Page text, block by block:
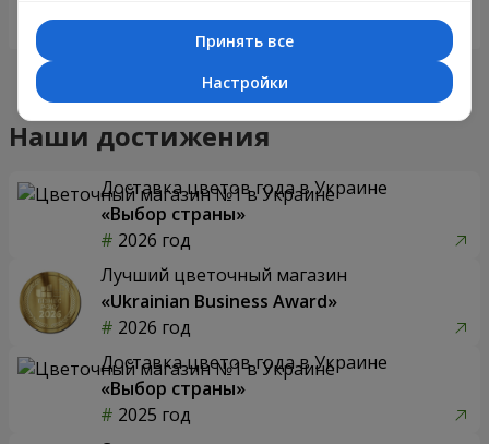
Заказать Заказать
Наши достижения
Доставка цветов года в Украине
«Выбор страны»
2026 год
Лучший цветочный магазин
«Ukrainian Business Award»
2026 год
Доставка цветов года в Украине
«Выбор страны»
2025 год
Принять все
Настройки